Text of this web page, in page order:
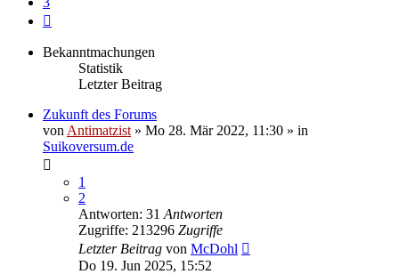
Bekanntmachungen
Statistik
Letzter Beitrag
Zukunft des Forums
von Antimatzist » Mo 28. Mär 2022, 11:30 » in
Suikoversum.de
1
2
Antworten: 31 Antworten
Zugriffe: 213296 Zugriffe
Letzter Beitrag von McDohl
Do 19. Jun 2025, 15:52